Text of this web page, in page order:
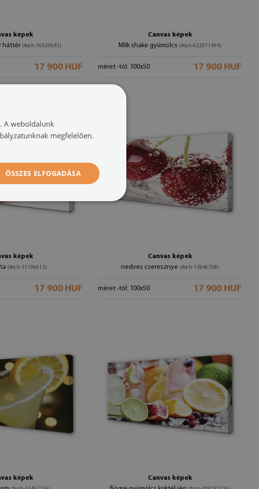
képek
háttér (#och-76929043)
17 900 HUF
Canvas képek
Milk shake gyümölcs (#och-622971494)
méret -tól: 100x50 17 900 HUF
képek
(#och-15196613)
17 900 HUF
Canvas képek
nedves cseresznye (#och-13846708)
méret -tól: 100x50 17 900 HUF
képek
Canvas képek
A weboldalunk
megfelelően.
ÖSSZES ELFOGADÁSA